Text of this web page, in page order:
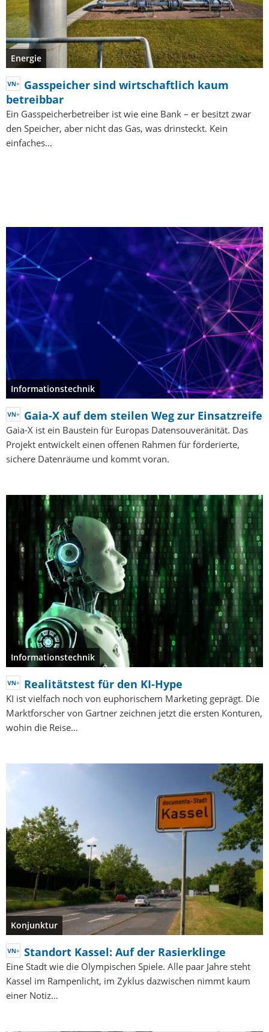
Energie
Gasspeicher sind wirtschaftlich kaum
betreibbar
Ein Gasspeicherbetreiber ist wie eine Bank – er besitzt zwar
den Speicher, aber nicht das Gas, was drinsteckt. Kein
einfaches…
Informationstechnik
Gaia-X auf dem steilen Weg zur Einsatzreife
Gaia-X ist ein Baustein für Europas Datensouveränität. Das
Projekt entwickelt einen offenen Rahmen für förderierte,
sichere Datenräume und kommt voran.
Informationstechnik
Realitätstest für den KI-Hype
KI ist vielfach noch von euphorischem Marketing geprägt. Die
Marktforscher von Gartner zeichnen jetzt die ersten Konturen,
wohin die Reise…
Konjunktur
Standort Kassel: Auf der Rasierklinge
Eine Stadt wie die Olympischen Spiele. Alle paar Jahre steht
Kassel im Rampenlicht, im Zyklus dazwischen nimmt kaum
einer Notiz…